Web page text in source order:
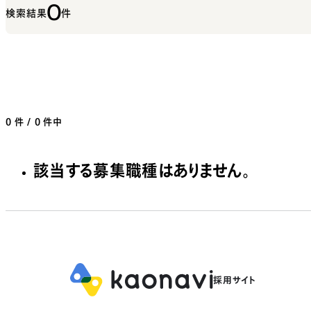
検索結果0件
0 件 / 0 件中
該当する募集職種はありません。